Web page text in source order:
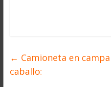
← Camioneta en
caballo: